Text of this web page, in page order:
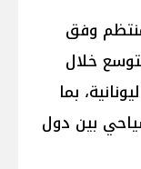
وفق
خلال
بما
بين دول